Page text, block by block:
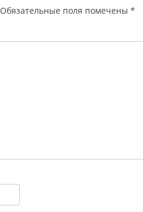
Обязательные поля помечены *